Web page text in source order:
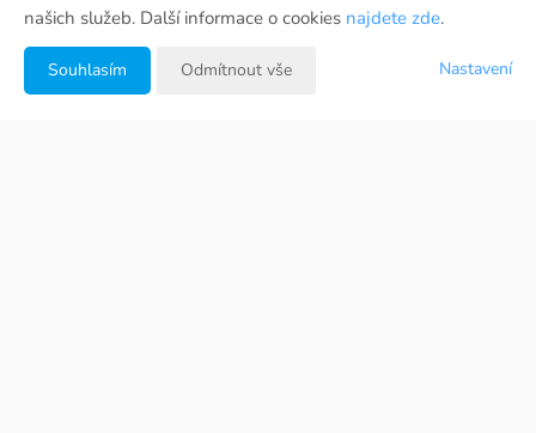
našich služeb. Další informace o cookies najdete zde.
Souhlasím Odmítnout vše Nastavení